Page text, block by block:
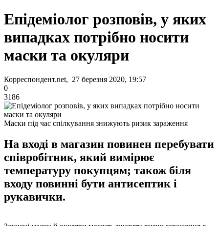
Епідеміолог розповів, у яких
випадках потрібно носити
маски та окуляри
Корреспондент.net, 27 березня 2020, 19:57
0
3186
Маски під час спілкування знижують ризик зараження
На вході в магазин повинен перебувати
співробітник, який вимірює
температуру покупцям; також біля
входу повинні бути антисептик і
рукавички.